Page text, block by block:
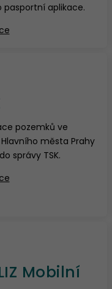
pasportní aplikace.
pozemků ve
města Prahy
správy TSK.
Mobilní